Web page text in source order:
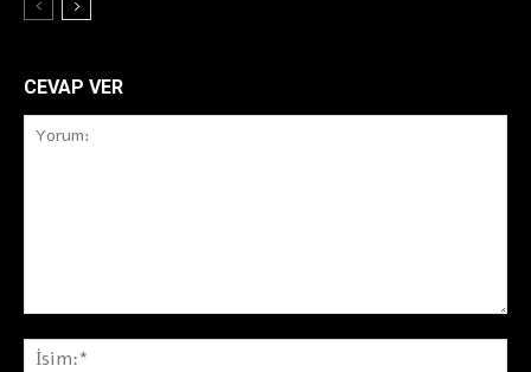
CEVAP VER